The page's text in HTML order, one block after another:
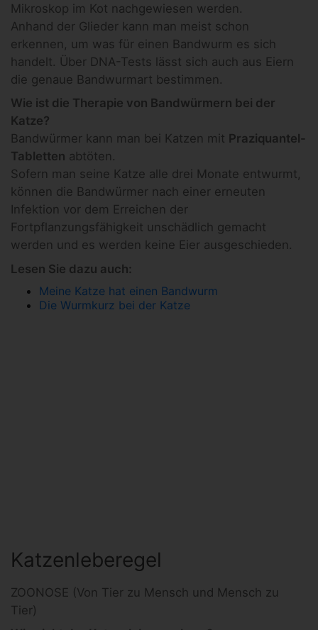
Mikroskop im Kot nachgewiesen werden.
Anhand der Glieder kann man meist schon
erkennen, um was für einen Bandwurm es sich
handelt. Über DNA-Tests lässt sich auch aus Eiern
die genaue Bandwurmart bestimmen.
Wie ist die Therapie von Bandwürmern bei der
Katze?
Bandwürmer kann man bei Katzen mit Praziquantel-
Tabletten abtöten.
Sofern man seine Katze alle drei Monate entwurmt,
können die Bandwürmer nach einer erneuten
Infektion vor dem Erreichen der
Fortpflanzungsfähigkeit unschädlich gemacht
werden und es werden keine Eier ausgeschieden.
Lesen Sie dazu auch:
Meine Katze hat einen Bandwurm
Die Wurmkurz bei der Katze
Katzenleberegel
ZOONOSE (Von Tier zu Mensch und Mensch zu
Tier)